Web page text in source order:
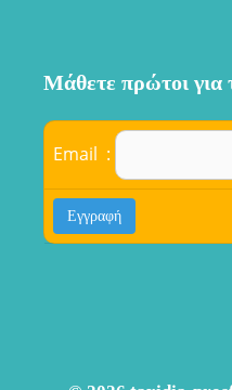
Μάθετε πρώτοι για
Email :